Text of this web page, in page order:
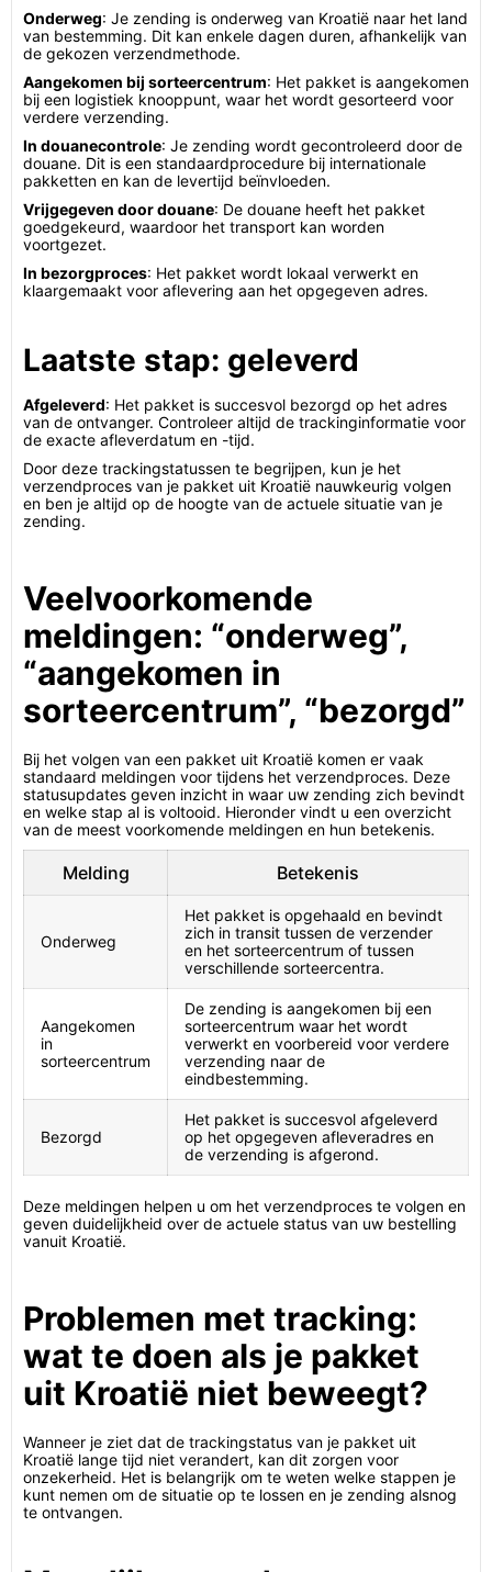
Onderweg: Je zending is onderweg van Kroatië naar het land
van bestemming. Dit kan enkele dagen duren, afhankelijk van
de gekozen verzendmethode.
Aangekomen bij sorteercentrum: Het pakket is aangekomen
bij een logistiek knooppunt, waar het wordt gesorteerd voor
verdere verzending.
In douanecontrole: Je zending wordt gecontroleerd door de
douane. Dit is een standaardprocedure bij internationale
pakketten en kan de levertijd beïnvloeden.
Vrijgegeven door douane: De douane heeft het pakket
goedgekeurd, waardoor het transport kan worden
voortgezet.
In bezorgproces: Het pakket wordt lokaal verwerkt en
klaargemaakt voor aflevering aan het opgegeven adres.
Laatste stap: geleverd
Afgeleverd: Het pakket is succesvol bezorgd op het adres
van de ontvanger. Controleer altijd de trackinginformatie voor
de exacte afleverdatum en -tijd.
Door deze trackingstatussen te begrijpen, kun je het
verzendproces van je pakket uit Kroatië nauwkeurig volgen
en ben je altijd op de hoogte van de actuele situatie van je
zending.
Veelvoorkomende
meldingen: “onderweg”,
“aangekomen in
sorteercentrum”, “bezorgd”
Bij het volgen van een pakket uit Kroatië komen er vaak
standaard meldingen voor tijdens het verzendproces. Deze
statusupdates geven inzicht in waar uw zending zich bevindt
en welke stap al is voltooid. Hieronder vindt u een overzicht
van de meest voorkomende meldingen en hun betekenis.
Melding Betekenis
Onderweg
Het pakket is opgehaald en bevindt
zich in transit tussen de verzender
en het sorteercentrum of tussen
verschillende sorteercentra.
Aangekomen
in
sorteercentrum
De zending is aangekomen bij een
sorteercentrum waar het wordt
verwerkt en voorbereid voor verdere
verzending naar de
eindbestemming.
Bezorgd
Het pakket is succesvol afgeleverd
op het opgegeven afleveradres en
de verzending is afgerond.
Deze meldingen helpen u om het verzendproces te volgen en
geven duidelijkheid over de actuele status van uw bestelling
vanuit Kroatië.
Problemen met tracking:
wat te doen als je pakket
uit Kroatië niet beweegt?
Wanneer je ziet dat de trackingstatus van je pakket uit
Kroatië lange tijd niet verandert, kan dit zorgen voor
onzekerheid. Het is belangrijk om te weten welke stappen je
kunt nemen om de situatie op te lossen en je zending alsnog
te ontvangen.